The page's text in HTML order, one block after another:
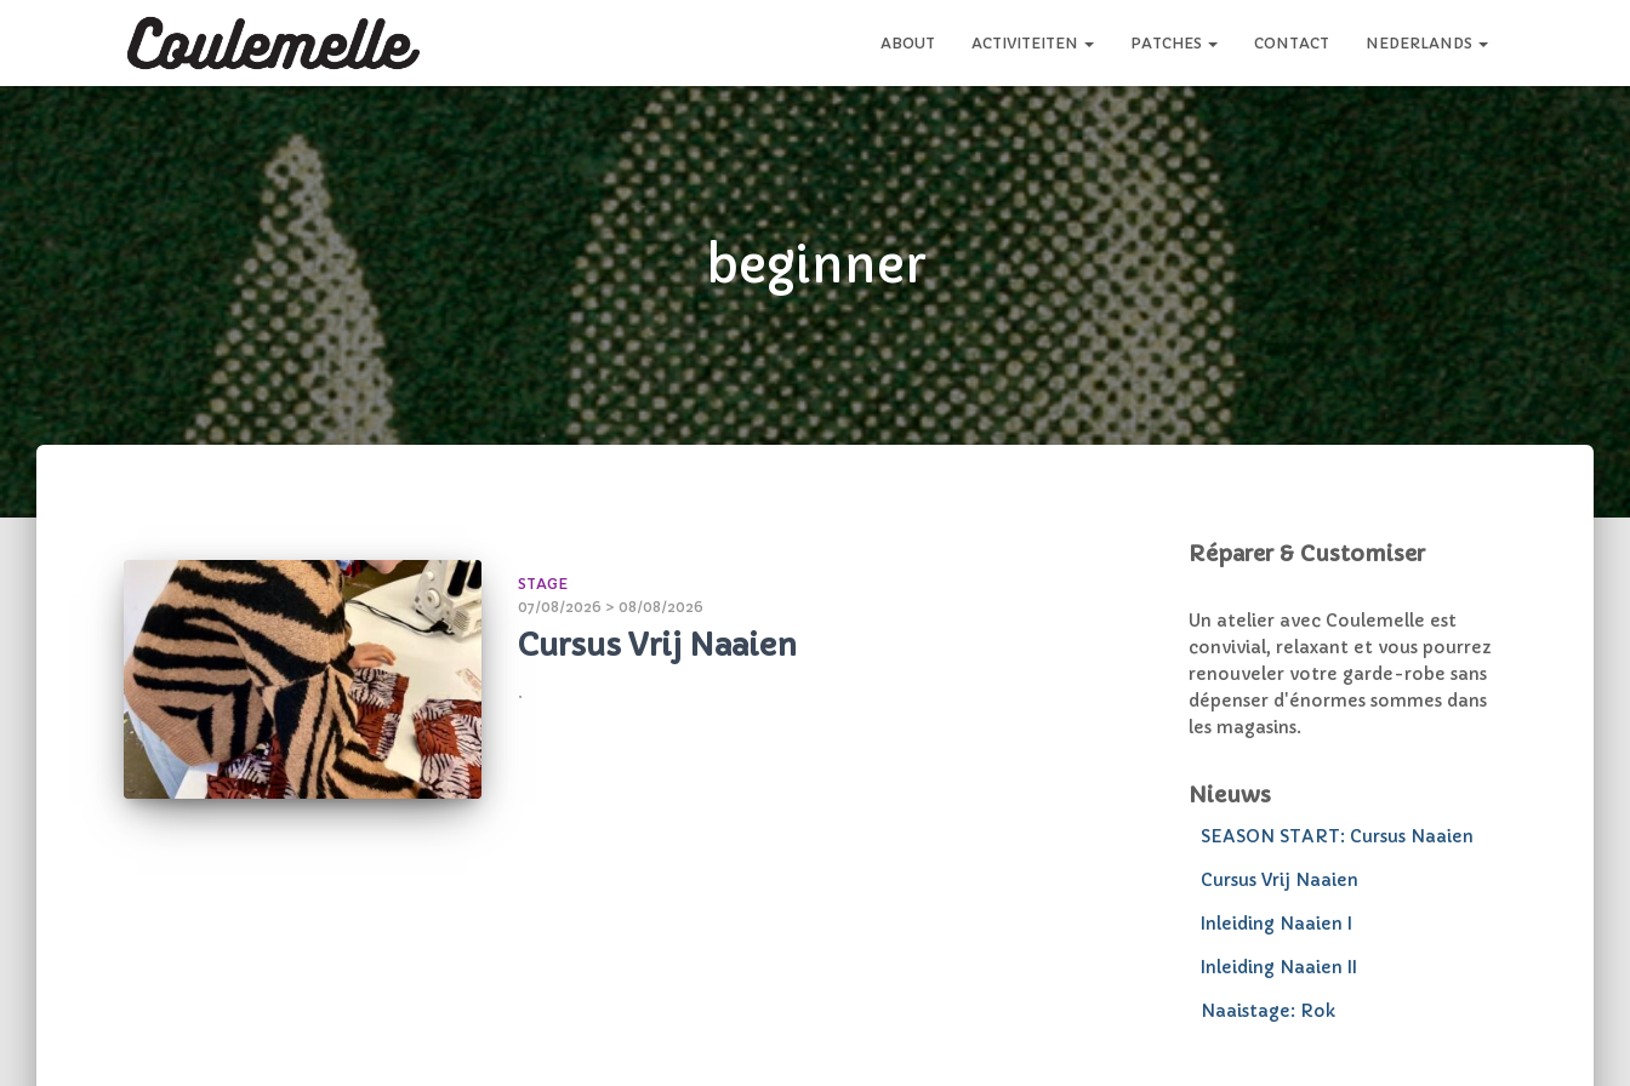
ABOUT ACTIVITEITEN PATCHES CONTACT NEDERLANDS
beginner
STAGE
07/08/2026 > 08/08/2026
Cursus Vrij Naaien
.
Réparer & Customiser
Un atelier avec Coulemelle est
convivial, relaxant et vous pourrez
renouveler votre garde-robe sans
dépenser d'énormes sommes dans
les magasins.
Nieuws
SEASON START: Cursus Naaien
Cursus Vrij Naaien
Inleiding Naaien I
Inleiding Naaien II
Naaistage: Rok